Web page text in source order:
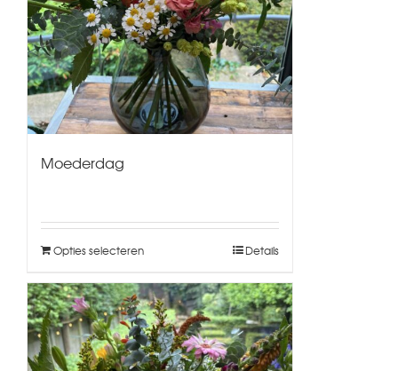
Moederdag
Opties selecteren Details